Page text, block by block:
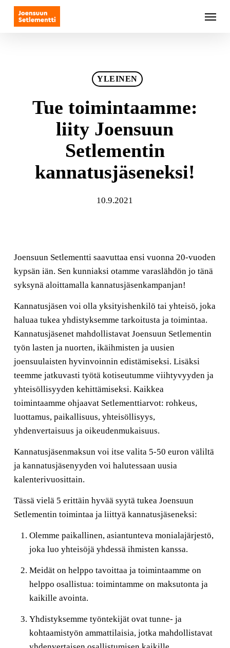
Skip
Menu
YLEINEN
Tue toimintaamme:
liity Joensuun
Setlementin
kannatusjäseneksi!
10.9.2021
Joensuun Setlementti saavuttaa ensi vuonna 20-vuoden
kypsän iän. Sen kunniaksi otamme varaslähdön jo tänä
syksynä aloittamalla kannatusjäsenkampanjan!
Kannatusjäsen voi olla yksityishenkilö tai yhteisö, joka
haluaa tukea yhdistyksemme tarkoitusta ja toimintaa.
Kannatusjäsenet mahdollistavat Joensuun Setlementin
työn lasten ja nuorten, ikäihmisten ja uusien
joensuulaisten hyvinvoinnin edistämiseksi. Lisäksi
teemme jatkuvasti työtä kotiseutumme viihtyvyyden ja
yhteisöllisyyden kehittämiseksi. Kaikkea
toimintaamme ohjaavat Setlementtiarvot: rohkeus,
luottamus, paikallisuus, yhteisöllisyys,
yhdenvertaisuus ja oikeudenmukaisuus.
Kannatusjäsenmaksun voi itse valita 5-50 euron väliltä
ja kannatusjäsenyyden voi halutessaan uusia
kalenterivuosittain.
Tässä vielä 5 erittäin hyvää syytä tukea Joensuun
Setlementin toimintaa ja liittyä kannatusjäseneksi:
Olemme paikallinen, asiantunteva monialajärjestö,
joka luo yhteisöjä yhdessä ihmisten kanssa.
Meidät on helppo tavoittaa ja toimintaamme on
helppo osallistua: toimintamme on maksutonta ja
kaikille avointa.
Yhdistyksemme työntekijät ovat tunne- ja
kohtaamistyön ammattilaisia, jotka mahdollistavat